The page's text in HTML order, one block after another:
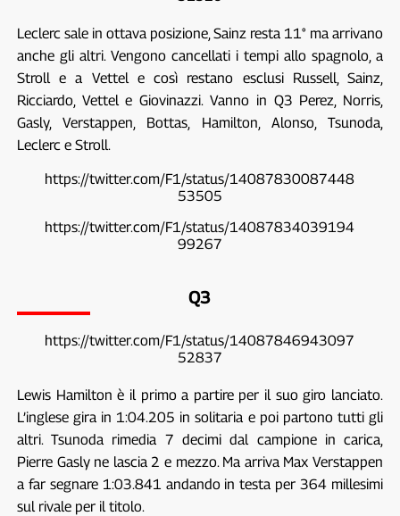
Leclerc sale in ottava posizione, Sainz resta 11° ma arrivano
anche gli altri. Vengono cancellati i tempi allo spagnolo, a
Stroll e a Vettel e così restano esclusi Russell, Sainz,
Ricciardo, Vettel e Giovinazzi. Vanno in Q3 Perez, Norris,
Gasly, Verstappen, Bottas, Hamilton, Alonso, Tsunoda,
Leclerc e Stroll.
https://twitter.com/F1/status/14087830087448
53505
https://twitter.com/F1/status/14087834039194
99267
Q3
https://twitter.com/F1/status/14087846943097
52837
Lewis Hamilton è il primo a partire per il suo giro lanciato.
L’inglese gira in 1:04.205 in solitaria e poi partono tutti gli
altri. Tsunoda rimedia 7 decimi dal campione in carica,
Pierre Gasly ne lascia 2 e mezzo. Ma arriva Max Verstappen
a far segnare 1:03.841 andando in testa per 364 millesimi
sul rivale per il titolo.